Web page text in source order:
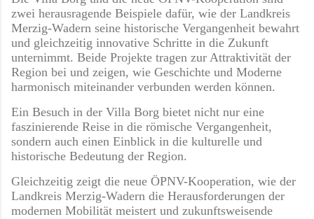
zwei herausragende Beispiele dafür, wie der Landkreis
Merzig-Wadern seine historische Vergangenheit bewahrt
und gleichzeitig innovative Schritte in die Zukunft
unternimmt. Beide Projekte tragen zur Attraktivität der
Region bei und zeigen, wie Geschichte und Moderne
harmonisch miteinander verbunden werden können.
Ein Besuch in der Villa Borg bietet nicht nur eine
faszinierende Reise in die römische Vergangenheit,
sondern auch einen Einblick in die kulturelle und
historische Bedeutung der Region.
Gleichzeitig zeigt die neue ÖPNV-Kooperation, wie der
Landkreis Merzig-Wadern die Herausforderungen der
modernen Mobilität meistert und zukunftsweisende